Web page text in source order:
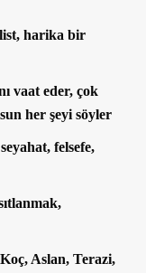
harika bir
vaat eder, çok
her şeyi söyler
felsefe,
Koç, Aslan, Terazi,